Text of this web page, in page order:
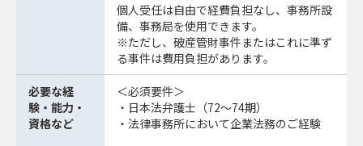
個人受任は自由で経費負担なし、事務所設
備、事務局を使用できます。
※ただし、破産管財事件またはこれに準ず
る事件は費用負担があります。
必要な経
験・能力・
資格など
＜必須要件＞
・日本法弁護士（72～74期）
・法律事務所において企業法務のご経験